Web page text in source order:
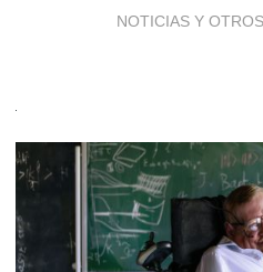
NOTICIAS Y